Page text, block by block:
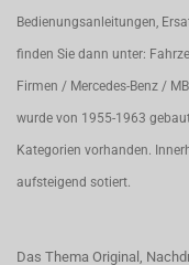
Bedienungsanleitungen,
finden Sie dann unter:
Firmen / Mercedes-Benz /
wurde von 1955-1963
Kategorien vorhanden.
aufsteigend sotiert.
Das Thema Original,